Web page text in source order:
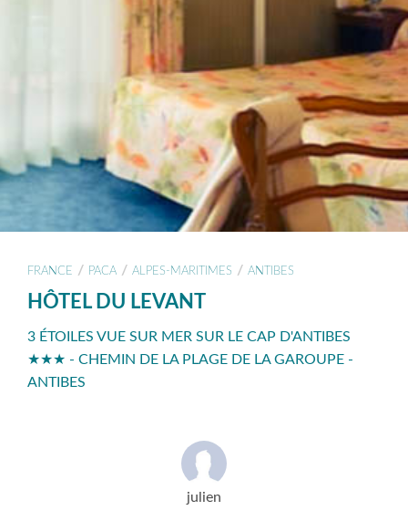
FRANCE / PACA / ALPES-MARITIMES / ANTIBES
HÔTEL DU LEVANT
3 ÉTOILES VUE SUR MER SUR LE CAP D'ANTIBES
★★★ - CHEMIN DE LA PLAGE DE LA GAROUPE -
ANTIBES
julien